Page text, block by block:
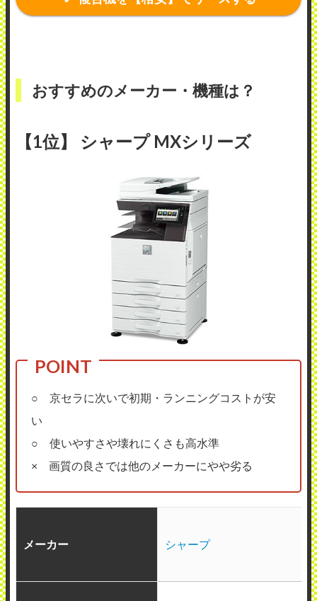
おすすめのメーカー・機種は？
【1位】 シャープ MXシリーズ
○ 京セラに次いで初期・ランニングコストが安
い
○ 使いやすさや壊れにくさも高水準
× 画質の良さでは他のメーカーにやや劣る
メーカー シャープ